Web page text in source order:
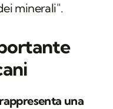
minerali".
rappresenta una